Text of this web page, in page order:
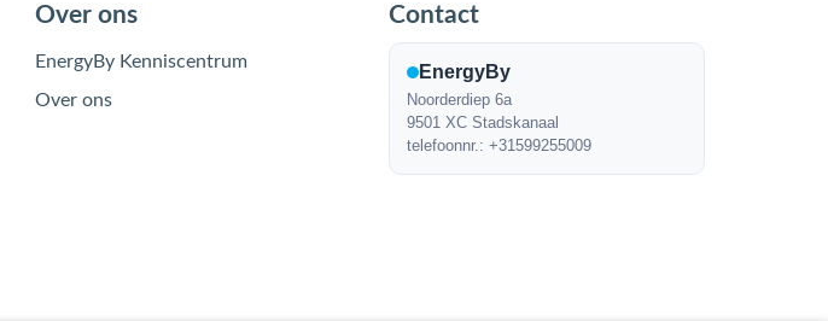
Over ons
EnergyBy Kenniscentrum
Over ons
Contact
EnergyBy
Noorderdiep 6a
9501 XC Stadskanaal
telefoonnr.: +31599255009